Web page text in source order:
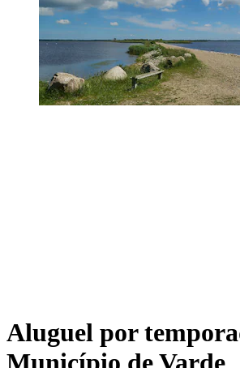
Aluguel por